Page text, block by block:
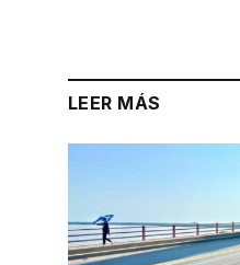
LEER MÁS